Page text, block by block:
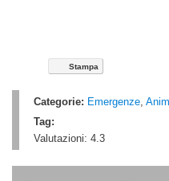
Stampa
Categorie: Emergenze,
Tag:
Valutazioni: 4.3